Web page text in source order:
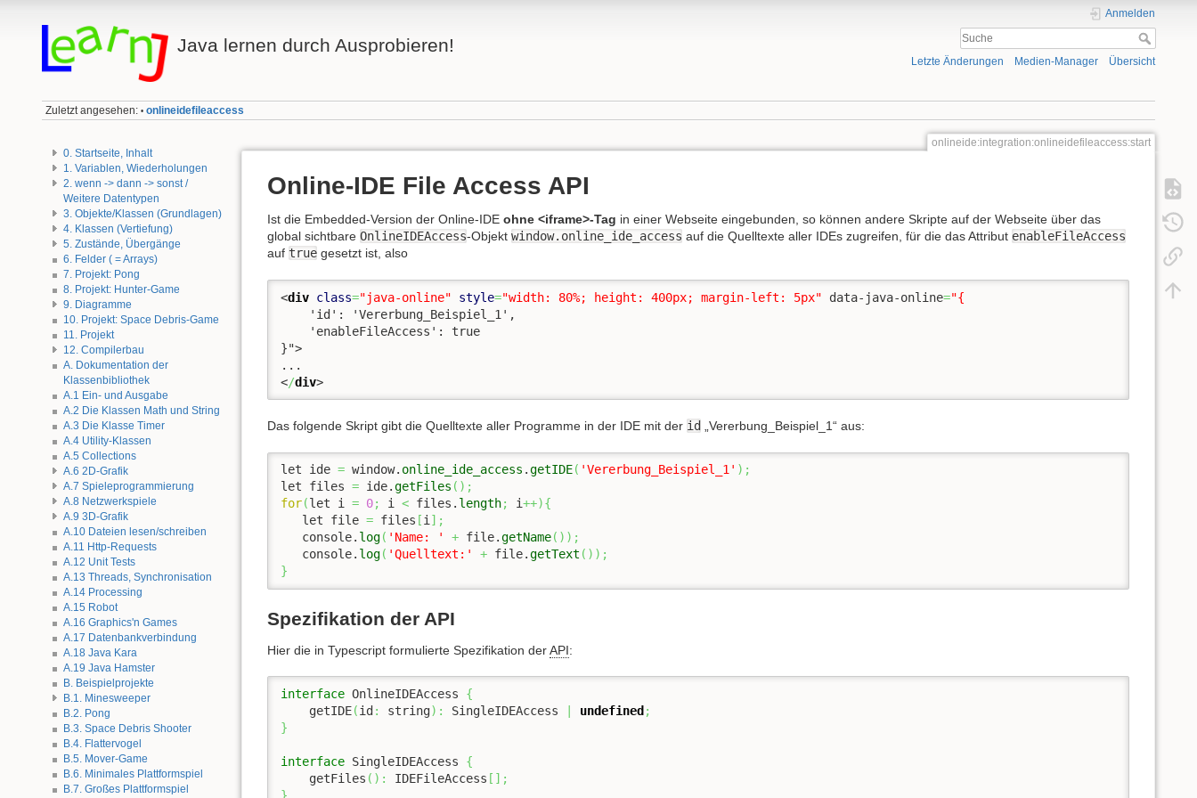
Java lernen durch Ausprobieren!
Anmelden
Letzte Änderungen Medien-Manager Übersicht
Zuletzt angesehen: • onlineidefileaccess
0. Startseite, Inhalt
1. Variablen, Wiederholungen
2. wenn -> dann -> sonst /
Weitere Datentypen
3. Objekte/Klassen (Grundlagen)
4. Klassen (Vertiefung)
5. Zustände, Übergänge
6. Felder ( = Arrays)
7. Projekt: Pong
8. Projekt: Hunter-Game
9. Diagramme
10. Projekt: Space Debris-Game
11. Projekt
12. Compilerbau
A. Dokumentation der
Klassenbibliothek
A.1 Ein- und Ausgabe
A.2 Die Klassen Math und String
A.3 Die Klasse Timer
A.4 Utility-Klassen
A.5 Collections
A.6 2D-Grafik
A.7 Spieleprogrammierung
A.8 Netzwerkspiele
A.9 3D-Grafik
A.10 Dateien lesen/schreiben
A.11 Http-Requests
A.12 Unit Tests
A.13 Threads, Synchronisation
A.14 Processing
A.15 Robot
A.16 Graphics'n Games
A.17 Datenbankverbindung
A.18 Java Kara
A.19 Java Hamster
B. Beispielprojekte
B.1. Minesweeper
B.2. Pong
B.3. Space Debris Shooter
B.4. Flattervogel
B.5. Mover-Game
B.6. Minimales Plattformspiel
B.7. Großes Plattformspiel
onlineide:integration:onlineidefileaccess:start
Online-IDE File Access API
Ist die Embedded-Version der Online-IDE ohne <iframe>-Tag in einer Webseite eingebunden, so können andere Skripte auf der Webseite über das
global sichtbare OnlineIDEAccess-Objekt window.online_ide_access auf die Quelltexte aller IDEs zugreifen, für die das Attribut enableFileAccess
auf truegesetzt ist, also
<div class="java-online" style="width: 80%; height: 400px; margin-left: 5px" data-java-online="{
    'id': 'Vererbung_Beispiel_1',
    'enableFileAccess': true
}">
</div>
Das folgende Skript gibt die Quelltexte aller Programme in der IDE mit der id „Vererbung_Beispiel_1“ aus:
let ide = window. online_ide_access .getIDE( 'Vererbung_Beispiel_1' ) ;
let files = ide.getFiles ( ) ;
for(let i = 0; i < files. length; i++){
   let file
= files [i] ;
   console.
log( 'Name: ' + file.getName( ) ) ;
   console.
log( 'Quelltext:' + file.getText ( ) ) ;
}
Spezifikation der API
Hier die in Typescript formulierte Spezifikation derAPI:
interface OnlineIDEAccess {
    getIDE
(id : string) : SingleIDEAccess undefined ;
}
interface SingleIDEAccess {
    getFiles
( ) : IDEFileAccess [ ] ;